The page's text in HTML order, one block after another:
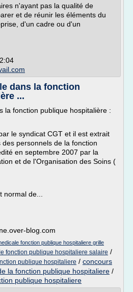
n'ayant pas la qualité de
et de réunir les éléments du
d'un cadre ou d'un
dans la fonction
...
la fonction publique hospitalière :
le syndicat CGT et il est extrait
personnels de la fonction
en septembre 2007 par la
et de l'Organisation des Soins (
de...
blog.com
fonction publique hospitaliere grille
fonction publique hospitaliere salaire /
publique hospitaliere / concours
la fonction publique hospitaliere /
publique hospitaliere